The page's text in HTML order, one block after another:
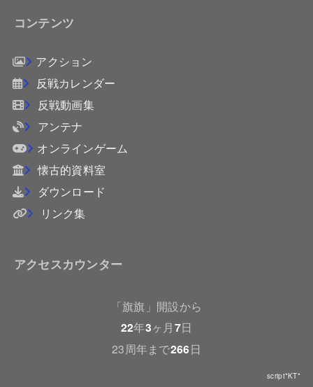
コンテンツ
アクション
反戦カレンダー
反戦動画集
アンテナ
オンラインゲーム
懐古的資料室
ダウンロード
リンク集
アクセスカウンター
「旗旗」開設から
22年3ヶ月7日
23周年まで266日
script*KT*